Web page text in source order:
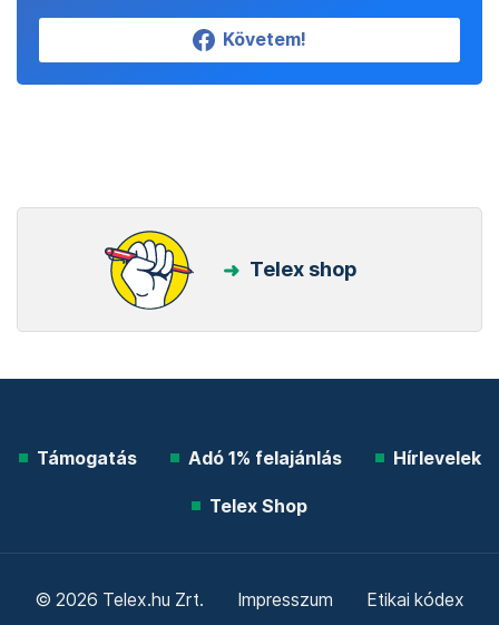
Követem!
Telex shop
Támogatás Adó 1% felajánlás Hírlevelek
Telex Shop
© 2026 Telex.hu Zrt. Impresszum Etikai kódex